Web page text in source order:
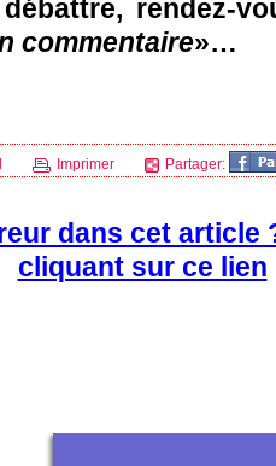
rendez-
commentaire»…
Imprimer Partager:
dans cet article
cliquant sur ce lien